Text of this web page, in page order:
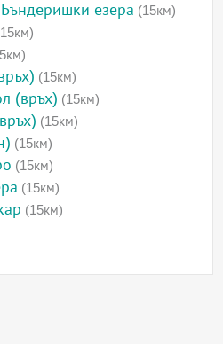
езера (15км)
(15км)
(връх) (15км)
(15км)
(15км)
(15км)
(15км)
(15км)